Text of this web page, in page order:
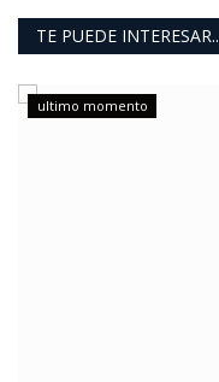
TE PUEDE INTERESAR..
ultimo momento